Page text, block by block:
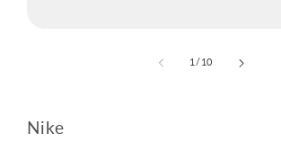
1 /з10
Nike